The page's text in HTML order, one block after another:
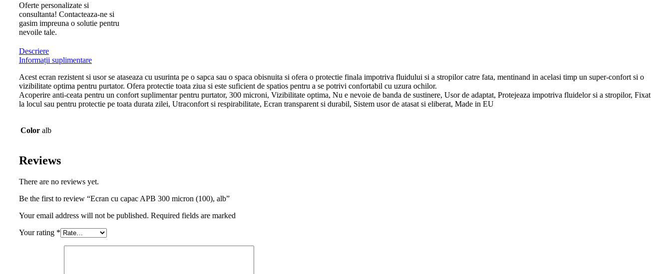
Oferte personalizate si
consultanta! Contacteaza-ne si
gasim impreuna o solutie pentru
nevoile tale.
Descriere
Informații suplimentare
Acest ecran rezistent si usor se ataseaza cu usurinta pe o sapca sau o spaca obisnuita si ofera o protectie finala impotriva fluidului si a stropilor catre fata, mentinand in acelasi timp un super-confort si o
vizibilitate optima pentru purtator. Ofera protectie toata ziua si este suficient de spatios pentru a se potrivi confortabil cu uzura ochilor.
Acoperire anti-ceata pentru un confort suplimentar pentru purtator, 300 microni, Vizibilitate optima, Nu e nevoie de banda de sustinere, Usor de adaptat, Protejeaza impotriva fluidelor si a stropilor, Fixat
la locul sau pentru protectie pe toata durata zilei, Utraconfort si respirabilitate, Ecran transparent si durabil, Sistem usor de atasat si eliberat, Made in EU
Color alb
Reviews
There are no reviews yet.
Be the first to review “Ecran cu capac APB 300 micron (100), alb”
Your email address will not be published. Required fields are marked
Your rating *